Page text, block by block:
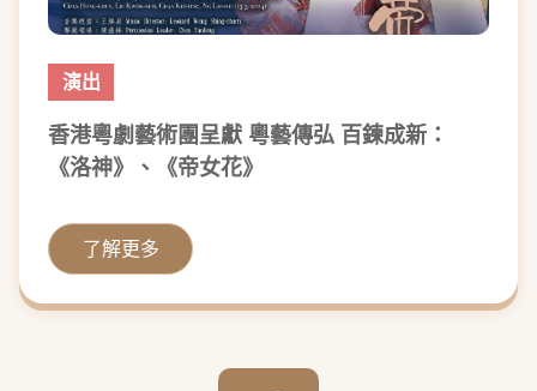
演出
香港粵劇藝術團呈獻 粵藝傳弘 百鍊成新：
《洛神》、《帝女花》
了解更多